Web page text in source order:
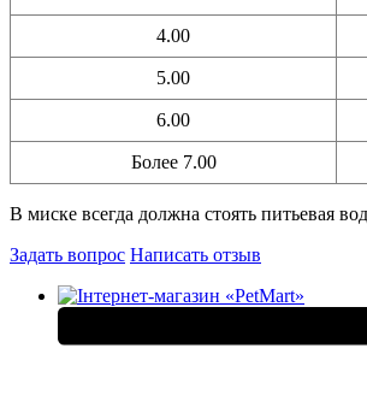
4.00
5.00
6.00
Более 7.00
В миске всегда должна стоять питьевая
Задать вопрос Написать отзыв